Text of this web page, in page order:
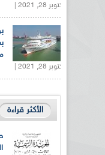
أكتوبر 28, 2021 |
أكتوبر 28, 2021 |
الأكثر قراءة